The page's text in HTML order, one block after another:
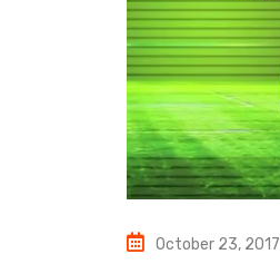
October 23, 2017